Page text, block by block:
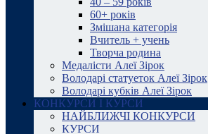
60+ років
Змішана категорія
Вчитель + учень
Творча родина
Медалісти Алеї Зірок
Володарі статуеток Алеї Зірок
Володарі кубків Алеї Зірок
КОНКУРСИ І КУРСИ
НАЙБЛИЖЧІ КОНКУРСИ
КУРСИ